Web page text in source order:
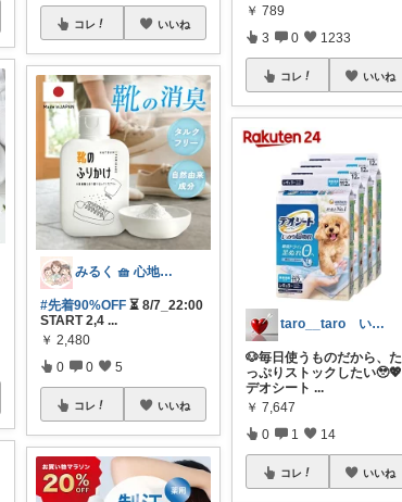
コレ いいね
みるく 🧺 心地よい、上質な暮らしを
#先着90%OFF ⏳ 8/7_22:00
START 2,4 ...
￥ 2,480
0 0 5
コレ いいね
￥ 789
3 0 1233
コレ いいね
taro__taro いらっしゃませ🎶
🐶毎日使うものだから、た
っぷりストックしたい🥹💖
デオシート ...
￥ 7,647
0 1 14
コレ いいね